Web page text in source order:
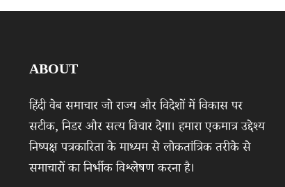
ABOUT
हिंदी वेब समाचार जो राज्य और विदेशों में विकास पर
सटीक, निडर और सत्य विचार देगा। हमारा एकमात्र उद्देश्य
निष्पक्ष पत्रकारिता के माध्यम से लोकतांत्रिक तरीके से
समाचारों का निर्भीक विश्लेषण करना है।